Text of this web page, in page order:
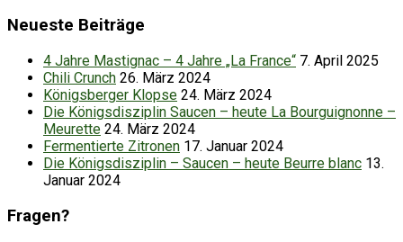
Neueste Beiträge
4 Jahre Mastignac – 4 Jahre „La France“ 7. April 2025
Chili Crunch 26. März 2024
Königsberger Klopse 24. März 2024
Die Königsdisziplin Saucen – heute La Bourguignonne –
Meurette 24. März 2024
Fermentierte Zitronen 17. Januar 2024
Die Königsdisziplin – Saucen – heute Beurre blanc 13.
Januar 2024
Fragen?